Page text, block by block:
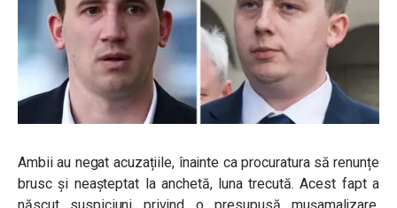
Ambii au negat acuzațiile, înainte ca procuratura să renunțe
brusc și neașteptat la anchetă, luna trecută.Acest fapt a